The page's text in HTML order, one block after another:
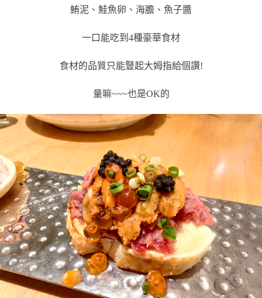
鮪泥、鮭魚卵、海膽、魚子醬
一口能吃到4種豪華食材
食材的品質只能豎起大姆指給個讚!
量嘛~~~也是OK的